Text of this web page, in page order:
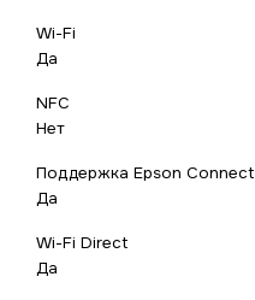
Wi-Fi
Да
NFC
Нет
Поддержка Epson Connect
Да
Wi-Fi Direct
Да